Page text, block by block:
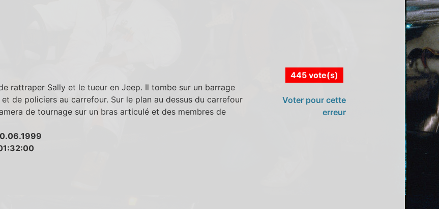
rattraper Sally et le tueur en Jeep. Il tombe sur un barrage
de policiers au carrefour. Sur le plan au dessus du carrefour
de tournage sur un bras articulé et des membres de
445 vote(s)
Voter pour cette
erreur